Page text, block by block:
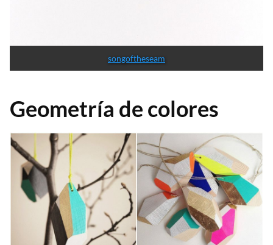
songoftheseam
Geometría de colores